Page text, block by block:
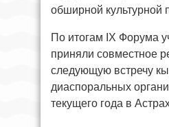
обширной культурной
По итогам IX Форума
приняли совместное
следующую встречу
диаспоральных
текущего года в